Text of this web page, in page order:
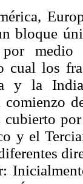
bloque
por
cual los
y la
comienzo
y el